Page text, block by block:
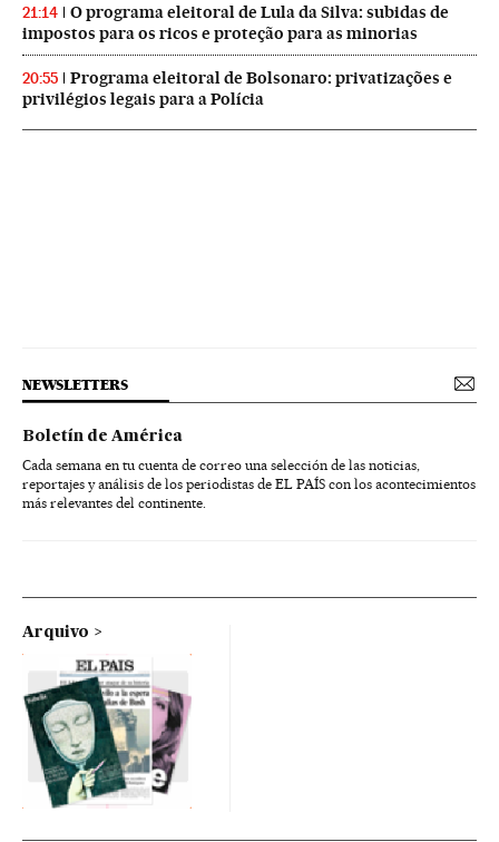
21:14
O programa eleitoral de Lula da Silva: subidas de
impostos para os ricos e proteção para as minorias
20:55
Programa eleitoral de Bolsonaro: privatizações e
privilégios legais para a Polícia
NEWSLETTERS
Boletín de América
Cada semana en tu cuenta de correo una selección de las noticias,
reportajes y análisis de los periodistas de EL PAÍS con los acontecimientos
más relevantes del continente.
Arquivo